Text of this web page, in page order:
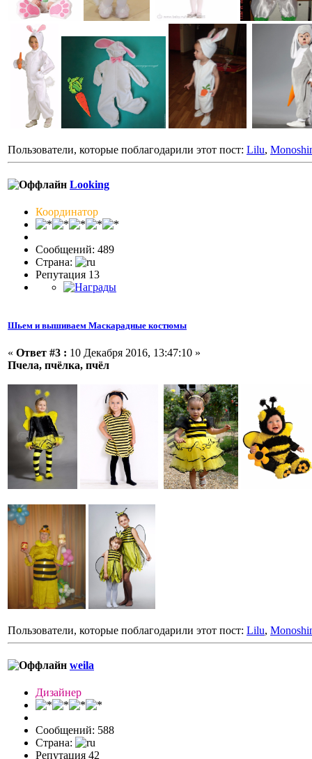
Пользователи, которые поблагодарили этот пост: Lilu,
Looking
Координатор
Сообщений: 489
Страна:
Репутация 13
Шьем и вышиваем Маскарадные костюмы
« Ответ #3 : 10 Декабря 2016, 13:47:10 »
Пчела, пчёлка, пчёл
Пользователи, которые поблагодарили этот пост: Lilu,
weila
Дизайнер
Сообщений: 588
Страна:
Репутация 42